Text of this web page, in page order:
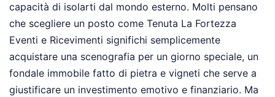
capacità di isolarti dal mondo esterno. Molti pensano
che scegliere un posto come Tenuta La Fortezza
Eventi e Ricevimenti significhi semplicemente
acquistare una scenografia per un giorno speciale, un
fondale immobile fatto di pietra e vigneti che serve a
giustificare un investimento emotivo e finanziario. Ma